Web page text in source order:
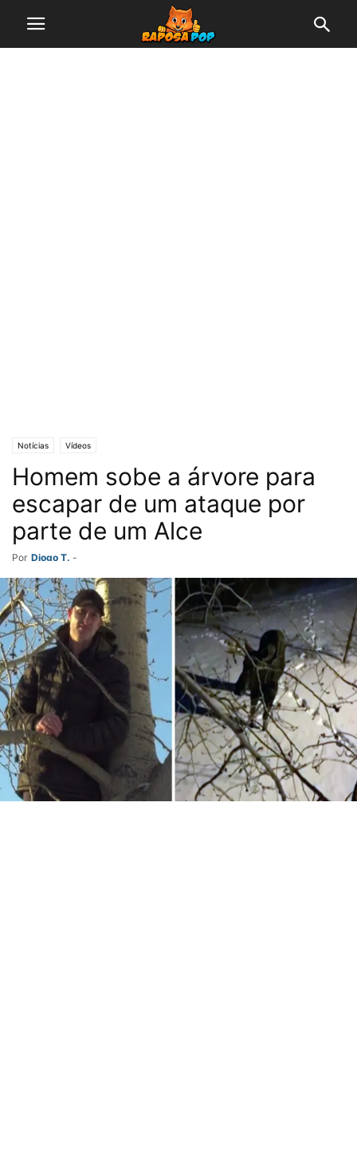
Notícias Vídeos
Homem sobe a árvore para
escapar de um ataque por
parte de um Alce
Por Diogo T. -